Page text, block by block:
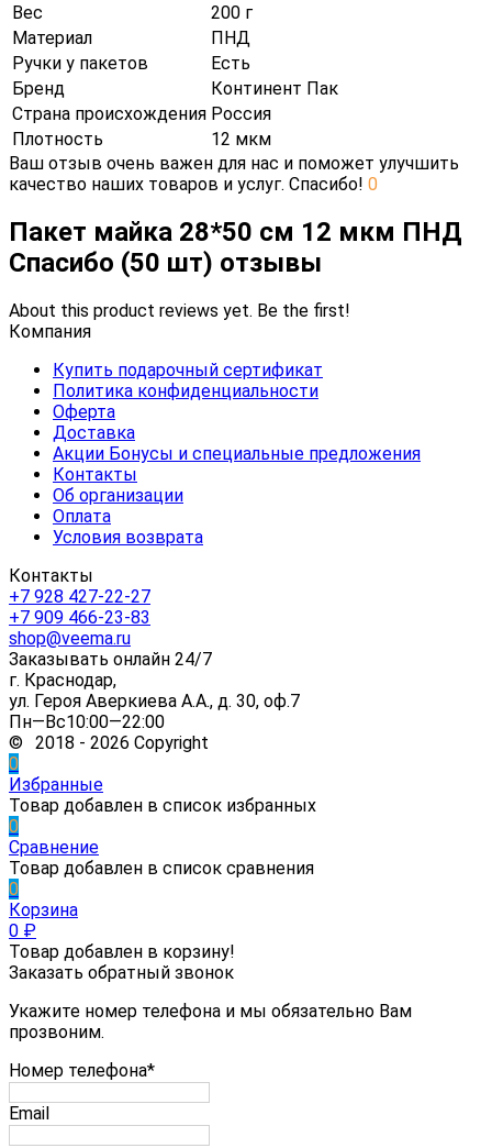
Вес
200 г
Материал
ПНД
Ручки у пакетов
Есть
Бренд
Континент Пак
Страна происхождения Россия
Плотность
12 мкм
Ваш отзыв очень важен для нас и поможет улучшить
качество наших товаров и услуг. Спасибо! 0
Пакет майка 28*50 см 12 мкм ПНД
Спасибо (50 шт) отзывы
About this product reviews yet. Be the first!
Компания
Купить подарочный сертификат
Политика конфиденциальности
Оферта
Доставка
Акции Бонусы и специальные предложения
Контакты
Об организации
Оплата
Условия возврата
Контакты
+7 928 427-22-27
+7 909 466-23-83
shop@veema.ru
Заказывать онлайн 24/7
г. Краснодар,
ул. Героя Аверкиева А.А., д. 30, оф.7
Пн—Вс10:00—22:00
© 2018 - 2026 Copyright
0
Избранные
Товар добавлен в список избранных
0
Сравнение
Товар добавлен в список сравнения
0
Корзина
0 ₽
Товар добавлен в корзину!
Заказать обратный звонок
Укажите номер телефона и мы обязательно Вам
прозвоним.
Номер телефона*
Email